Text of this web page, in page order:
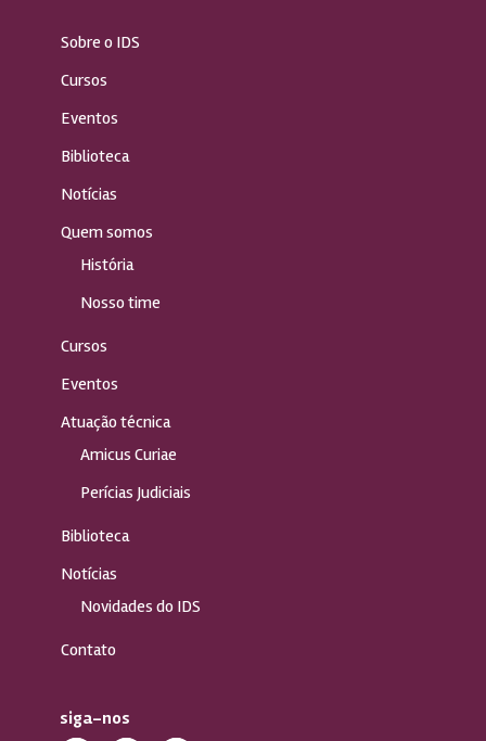
Sobre o IDS
Cursos
Eventos
Biblioteca
Notícias
Quem somos
História
Nosso time
Cursos
Eventos
Atuação técnica
Amicus Curiae
Perícias Judiciais
Biblioteca
Notícias
Novidades do IDS
Contato
siga-nos